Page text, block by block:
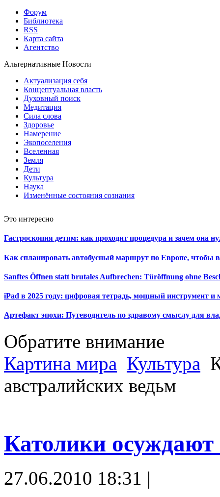
Форум
Библиотека
RSS
Карта сайта
Агентство
Альтернативные Новости
Актуализация себя
Концептуальная власть
Духовный поиск
Медитация
Сила слова
Здоровье
Намерение
Экопоселения
Вселенная
Земля
Дети
Культура
Наука
Изменённые состояния сознания
Это интересно
Гастроскопия детям: как проходит процедура и зачем она
Как спланировать автобусный маршрут по Европе, чтобы
Sanftes Öffnen statt brutales Aufbrechen: Türöffnung ohne
iPad в 2025 году: цифровая тетрадь, мощный инструмент и
Артефакт эпохи: Путеводитель по здравому смыслу для
Обратите внимание
Картина мира Культура
австралийских ведьм
Католики осуждают
27.06.2010 18:31 |